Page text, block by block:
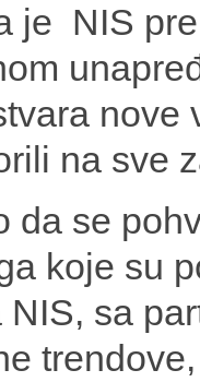
je NIS
nove
na sve
da se
koje su
sa